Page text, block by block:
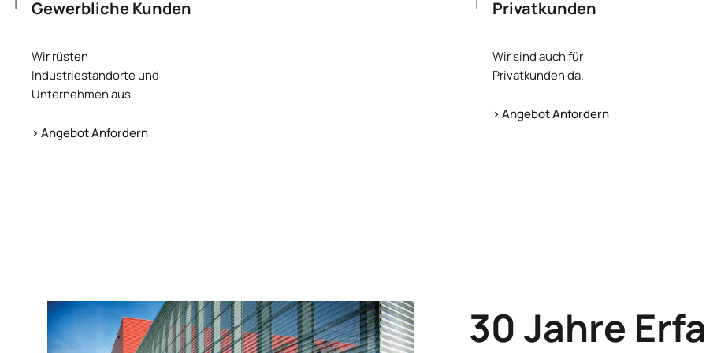
Gewerbliche Kunden
Wir rüsten
Industriestandorte und
Unternehmen aus.
> Angebot Anfordern
Privatkunden
Wir sind auch für
Privatkunden da.
> Angebot Anfordern
30 Jahre